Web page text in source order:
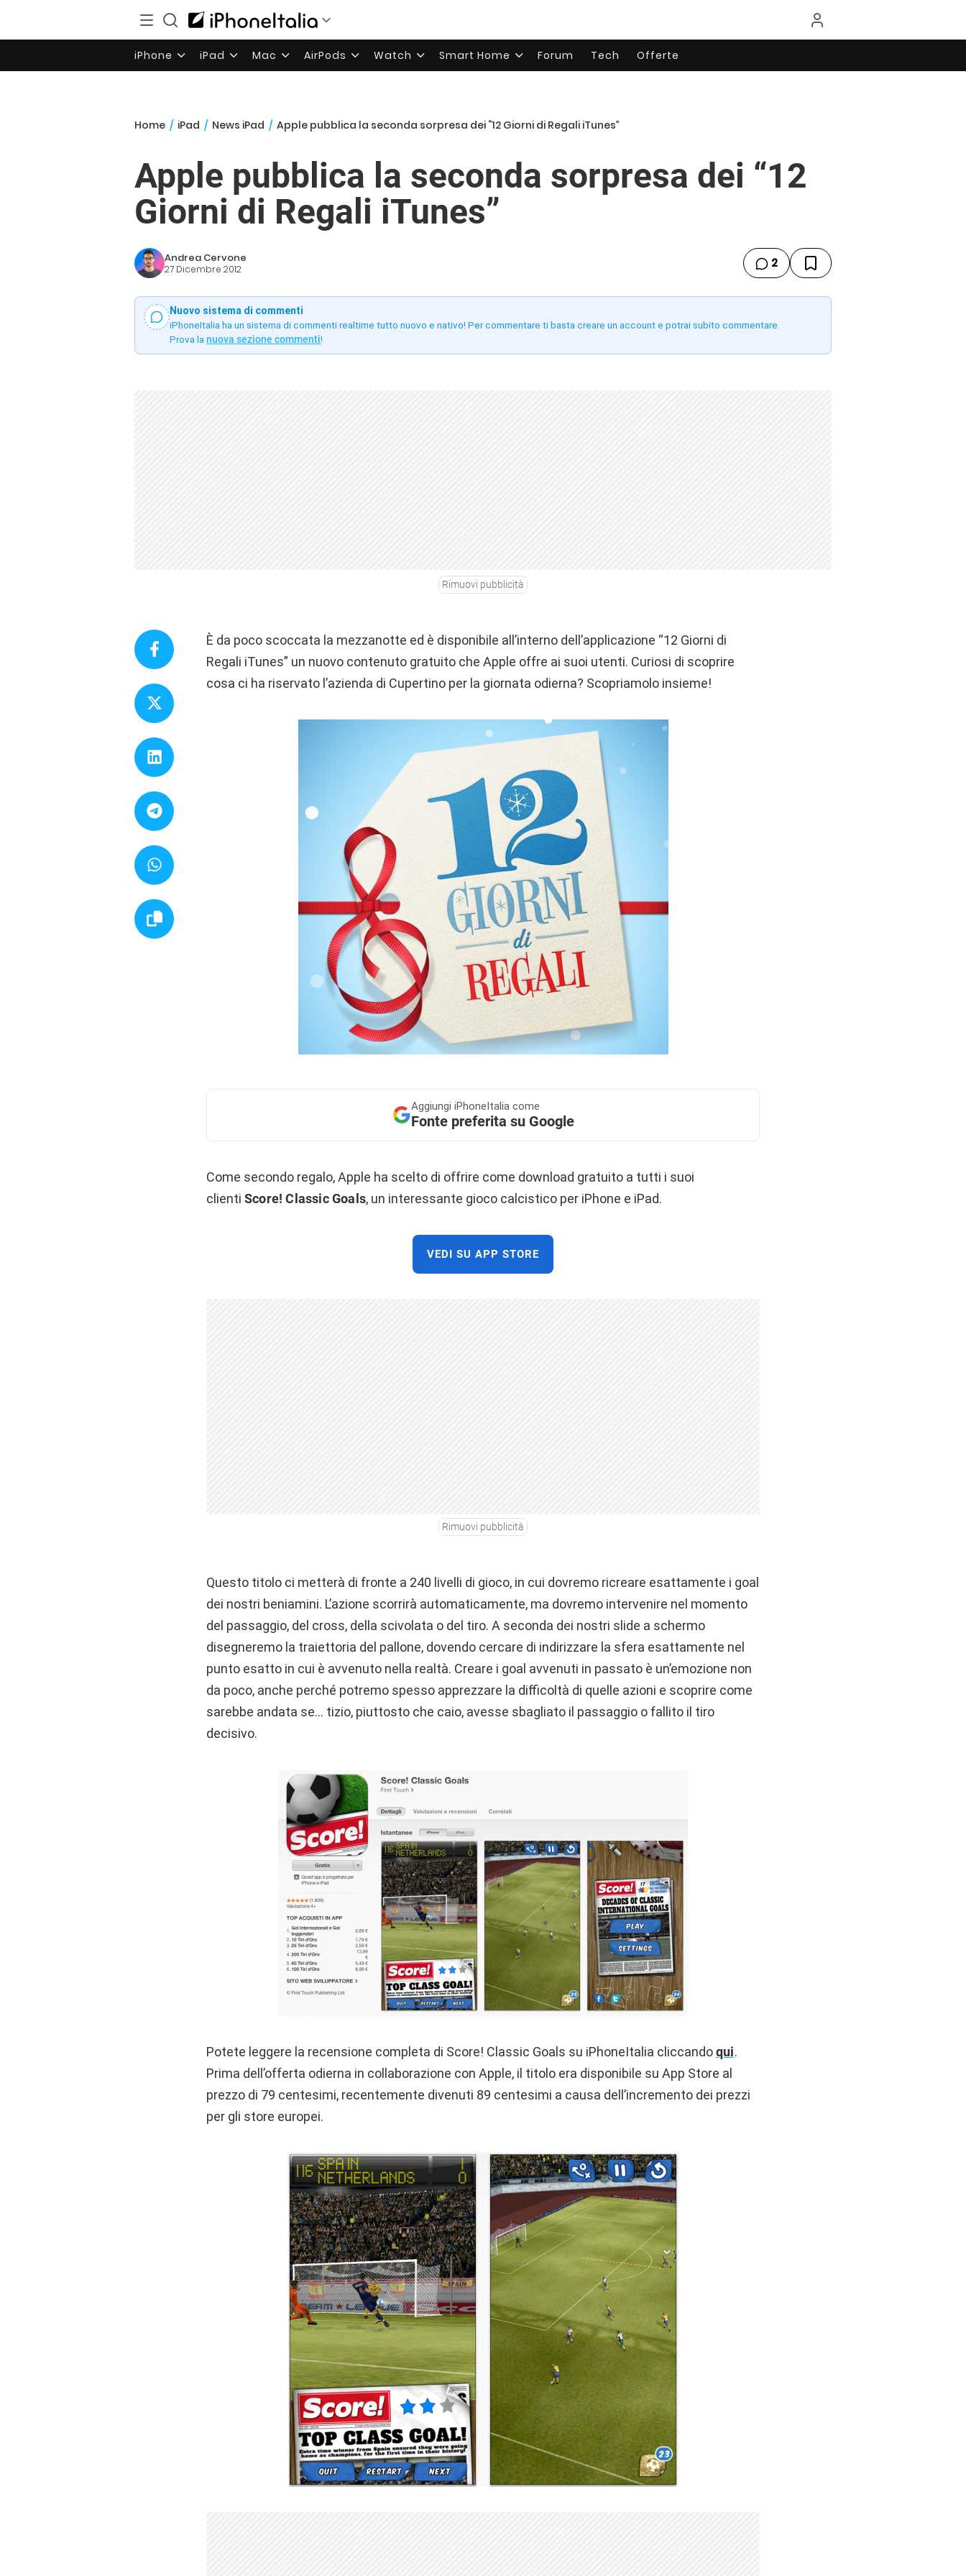
iPhone iPad Mac AirPods Watch Smart Home Forum Tech Offerte
Home / iPad / News iPad / Apple pubblica la seconda sorpresa dei “12 Giorni di Regali iTunes”
Apple pubblica la seconda sorpresa dei “12
Giorni di Regali iTunes”
Andrea Cervone
27 Dicembre 2012 2
Nuovo sistema di commenti
iPhoneItalia ha un sistema di commenti realtime tutto nuovo e nativo! Per commentare ti basta creare un account e potrai subito commentare.
Prova la nuova sezione commenti!
Rimuovi pubblicità
È da poco scoccata la mezzanotte ed è disponibile all’interno dell’applicazione “12 Giorni di
Regali iTunes” un nuovo contenuto gratuito che Apple offre ai suoi utenti. Curiosi di scoprire
cosa ci ha riservato l’azienda di Cupertino per la giornata odierna? Scopriamolo insieme!
Aggiungi iPhoneItalia come
Fonte preferita su Google
Come secondo regalo, Apple ha scelto di offrire come download gratuito a tutti i suoi
clienti Score! Classic Goals, un interessante gioco calcistico per iPhone e iPad.
VEDI SU APP STORE
Rimuovi pubblicità
Questo titolo ci metterà di fronte a 240 livelli di gioco, in cui dovremo ricreare esattamente i goal
dei nostri beniamini. L’azione scorrirà automaticamente, ma dovremo intervenire nel momento
del passaggio, del cross, della scivolata o del tiro. A seconda dei nostri slide a schermo
disegneremo la traiettoria del pallone, dovendo cercare di indirizzare la sfera esattamente nel
punto esatto in cui è avvenuto nella realtà. Creare i goal avvenuti in passato è un’emozione non
da poco, anche perché potremo spesso apprezzare la difficoltà di quelle azioni e scoprire come
sarebbe andata se… tizio, piuttosto che caio, avesse sbagliato il passaggio o fallito il tiro
decisivo.
Potete leggere la recensione completa di Score! Classic Goals su iPhoneItalia cliccandoqui.
Prima dell’offerta odierna in collaborazione con Apple, il titolo era disponibile su App Store al
prezzo di 79 centesimi, recentemente divenuti 89 centesimi a causa dell’incremento dei prezzi
per gli store europei.